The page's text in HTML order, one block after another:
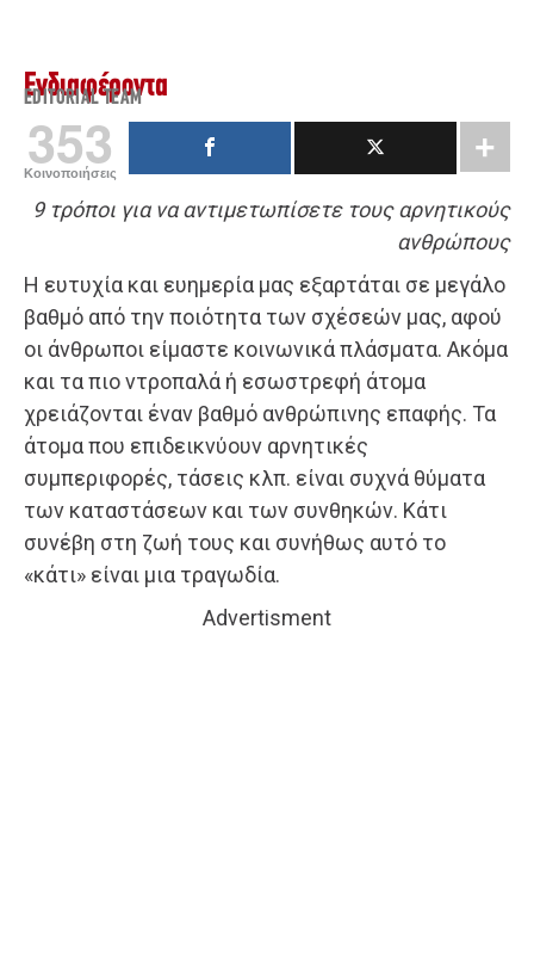
Ενδιαφέροντα
EDITORIAL TEAM
353
Κοινοποιήσεις
9 τρόποι για να αντιμετωπίσετε τους αρνητικούς
ανθρώπους
Η ευτυχία και ευημερία μας εξαρτάται σε μεγάλο
βαθμό από την ποιότητα των σχέσεών μας, αφού
οι άνθρωποι είμαστε κοινωνικά πλάσματα. Ακόμα
και τα πιο ντροπαλά ή εσωστρεφή άτομα
χρειάζονται έναν βαθμό ανθρώπινης επαφής. Τα
άτομα που επιδεικνύουν αρνητικές
συμπεριφορές, τάσεις κλπ. είναι συχνά θύματα
των καταστάσεων και των συνθηκών. Κάτι
συνέβη στη ζωή τους και συνήθως αυτό το
«κάτι» είναι μια τραγωδία.
Advertisment